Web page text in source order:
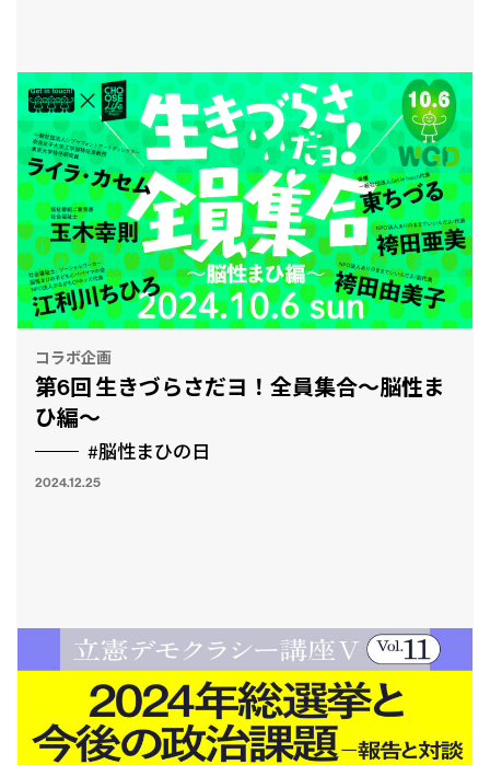
コラボ企画
第6回 生きづらさだヨ！全員集合〜脳性ま
ひ編〜
#脳性まひの日
2024.12.25